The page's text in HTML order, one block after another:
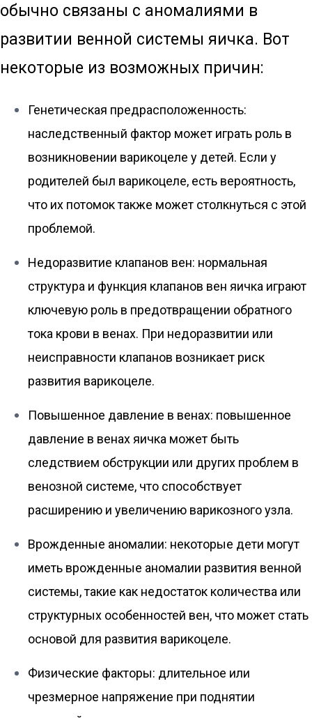
обычно связаны с аномалиями в
развитии венной системы яичка. Вот
некоторые из возможных причин:
Генетическая предрасположенность:
наследственный фактор может играть роль в
возникновении варикоцеле у детей. Если у
родителей был варикоцеле, есть вероятность,
что их потомок также может столкнуться с этой
проблемой.
Недоразвитие клапанов вен: нормальная
структура и функция клапанов вен яичка играют
ключевую роль в предотвращении обратного
тока крови в венах. При недоразвитии или
неисправности клапанов возникает риск
развития варикоцеле.
Повышенное давление в венах: повышенное
давление в венах яичка может быть
следствием обструкции или других проблем в
венозной системе, что способствует
расширению и увеличению варикозного узла.
Врожденные аномалии: некоторые дети могут
иметь врожденные аномалии развития венной
системы, такие как недостаток количества или
структурных особенностей вен, что может стать
основой для развития варикоцеле.
Физические факторы: длительное или
чрезмерное напряжение при поднятии